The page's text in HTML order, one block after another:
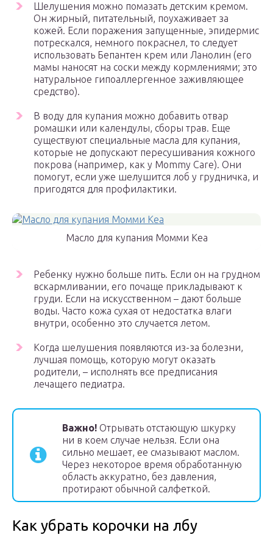
Шелушения можно помазать детским кремом.
Он жирный, питательный, поухаживает за
кожей. Если поражения запущенные, эпидермис
потрескался, немного покраснел, то следует
использовать Бепантен крем или Ланолин (его
мамы наносят на соски между кормлениями; это
натуральное гипоаллергенное заживляющее
средство).
В воду для купания можно добавить отвар
ромашки или календулы, сборы трав. Еще
существуют специальные масла для купания,
которые не допускают пересушивания кожного
покрова (например, как у Mommy Care). Они
помогут, если уже шелушится лоб у грудничка, и
пригодятся для профилактики.
Масло для купания Момми Кеа
Ребенку нужно больше пить. Если он на грудном
вскармливании, его почаще прикладывают к
груди. Если на искусственном – дают больше
воды. Часто кожа сухая от недостатка влаги
внутри, особенно это случается летом.
Когда шелушения появляются из-за болезни,
лучшая помощь, которую могут оказать
родители, – исполнять все предписания
лечащего педиатра.
Важно! Отрывать отстающую шкурку
ни в коем случае нельзя. Если она
сильно мешает, ее смазывают маслом.
Через некоторое время обработанную
область аккуратно, без давления,
протирают обычной салфеткой.
Как убрать корочки на лбу